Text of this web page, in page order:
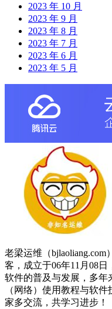
2023 年 10 月
2023 年 9 月
2023 年 8 月
2023 年 7 月
2023 年 6 月
2023 年 5 月
老梁运维（
客，成立于06年11月08
软件的普及与发展，多年
（网络）使用教程与软
家多交流，共学习进步！